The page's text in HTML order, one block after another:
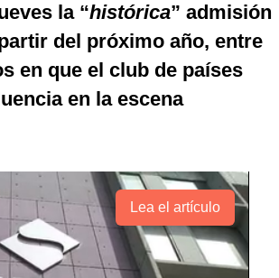
la “histórica” admisión
del próximo año, entre
en que el club de países
en la escena
Lea el artículo